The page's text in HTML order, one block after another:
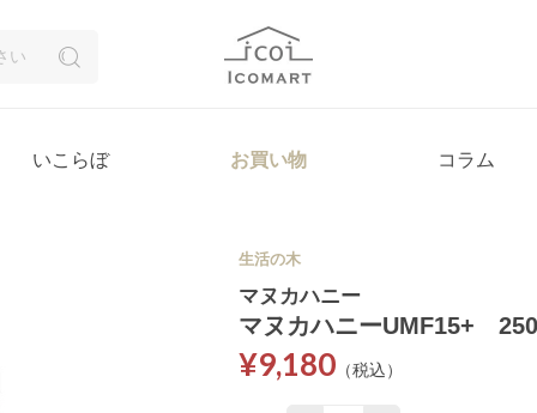
いこらぼ お買い物 コラム
生活の木
マヌカハニー
マヌカハニーUMF15+
¥9,180 （税込）